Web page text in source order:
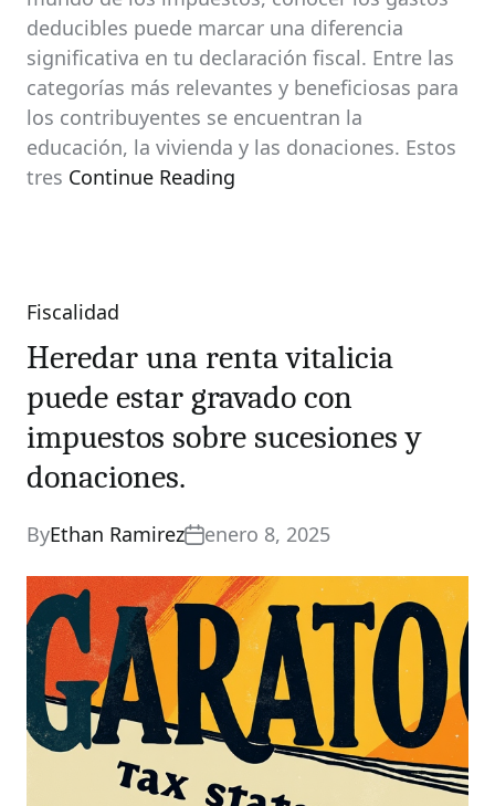
deducibles puede marcar una diferencia
significativa en tu declaración fiscal. Entre las
categorías más relevantes y beneficiosas para
los contribuyentes se encuentran la
educación, la vivienda y las donaciones. Estos
tres Continue Reading
Categories
Fiscalidad
Heredar una renta vitalicia
puede estar gravado con
impuestos sobre sucesiones y
donaciones.
ByEthan Ramirez enero 8, 2025